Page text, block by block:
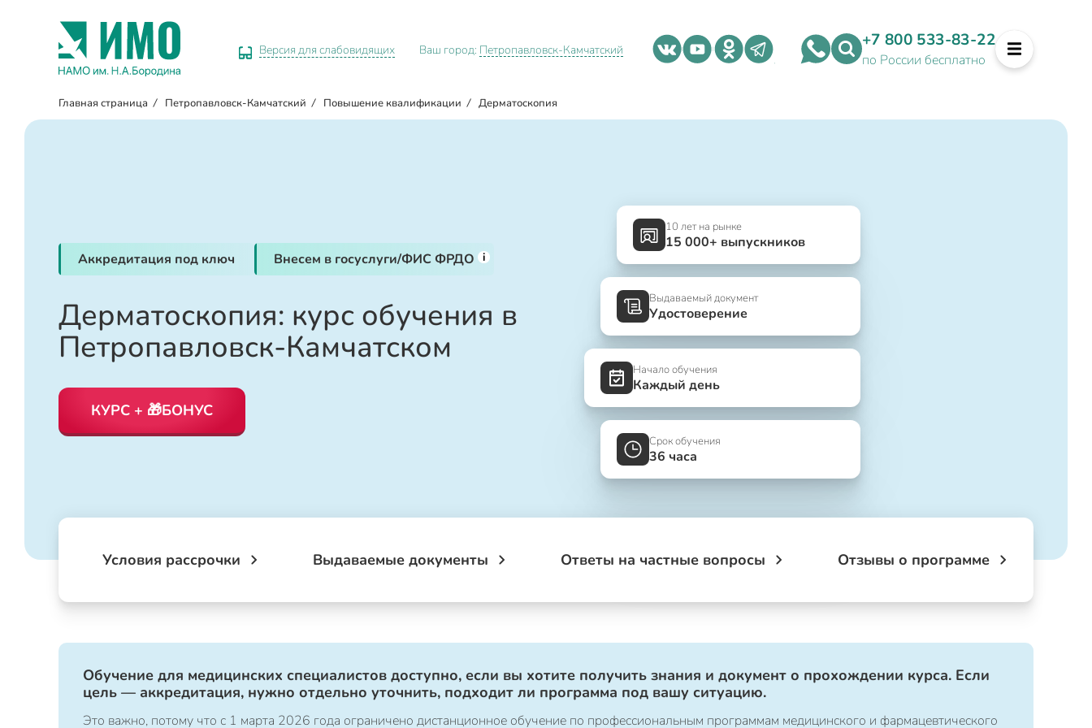
Версия для слабовидящих Ваш город: Петропавловск-Камчатский +7 800 533-83-22
по России бесплатно
Главная страница / Петропавловск-Камчатский / Повышение квалификации / Дерматоскопия
Аккредитация под ключ Внесем в госуслуги/ФИС ФРДО i
Дерматоскопия: курс обучения в
Петропавловск-Камчатском
КУРС + 🎁БОНУС
10 лет на рынке
15 000+ выпускников
Выдаваемый документ
Удостоверение
Начало обучения
Каждый день
Срок обучения
36 часа
Условия рассрочки Выдаваемые документы Ответы на частные вопросы Отзывы о программе
Обучение для медицинских специалистов доступно, если вы хотите получить знания и документ о прохождении курса. Если
цель — аккредитация, нужно отдельно уточнить, подходит ли программа под вашу ситуацию.
Это важно, потому что с 1 марта 2026 года ограничено дистанционное обучение по профессиональным программам медицинского и фармацевтического